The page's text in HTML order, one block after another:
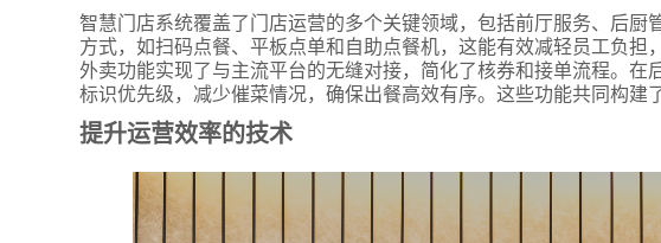
智慧门店系统覆盖了门店运营的多个关键领域，包括前厅服务、后
方式，如扫码点餐、平板点单和自助点餐机，这能有效减轻员工负
外卖功能实现了与主流平台的无缝对接，简化了核券和接单流程。
标识优先级，减少催菜情况，确保出餐高效有序。这些功能共同构建
提升运营效率的技术